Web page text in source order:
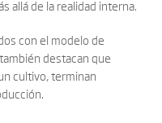
allá de la realidad interna.
con el modelo de
destacan que
cultivo, terminan